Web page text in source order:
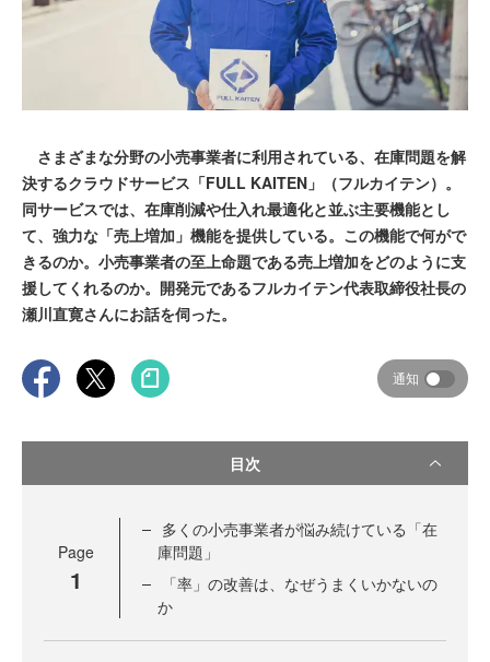
さまざまな分野の小売事業者に利用されている、在庫問題を解
決するクラウドサービス「FULL KAITEN」（フルカイテン）。
同サービスでは、在庫削減や仕入れ最適化と並ぶ主要機能とし
て、強力な「売上増加」機能を提供している。この機能で何がで
きるのか。小売事業者の至上命題である売上増加をどのように支
援してくれるのか。開発元であるフルカイテン代表取締役社長の
瀬川直寛さんにお話を伺った。
通知
目次
Page
1
多くの小売事業者が悩み続けている「在
庫問題」
「率」の改善は、なぜうまくいかないの
か